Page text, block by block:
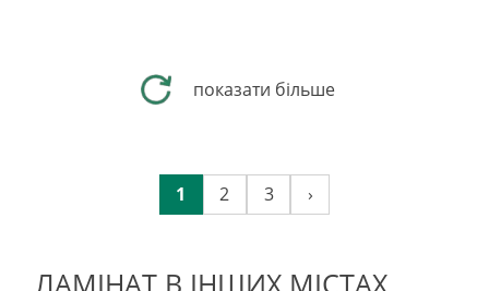
показати більше
1 2 3 ›
ЛАМІНАТ В ІНШИХ МІСТАХ